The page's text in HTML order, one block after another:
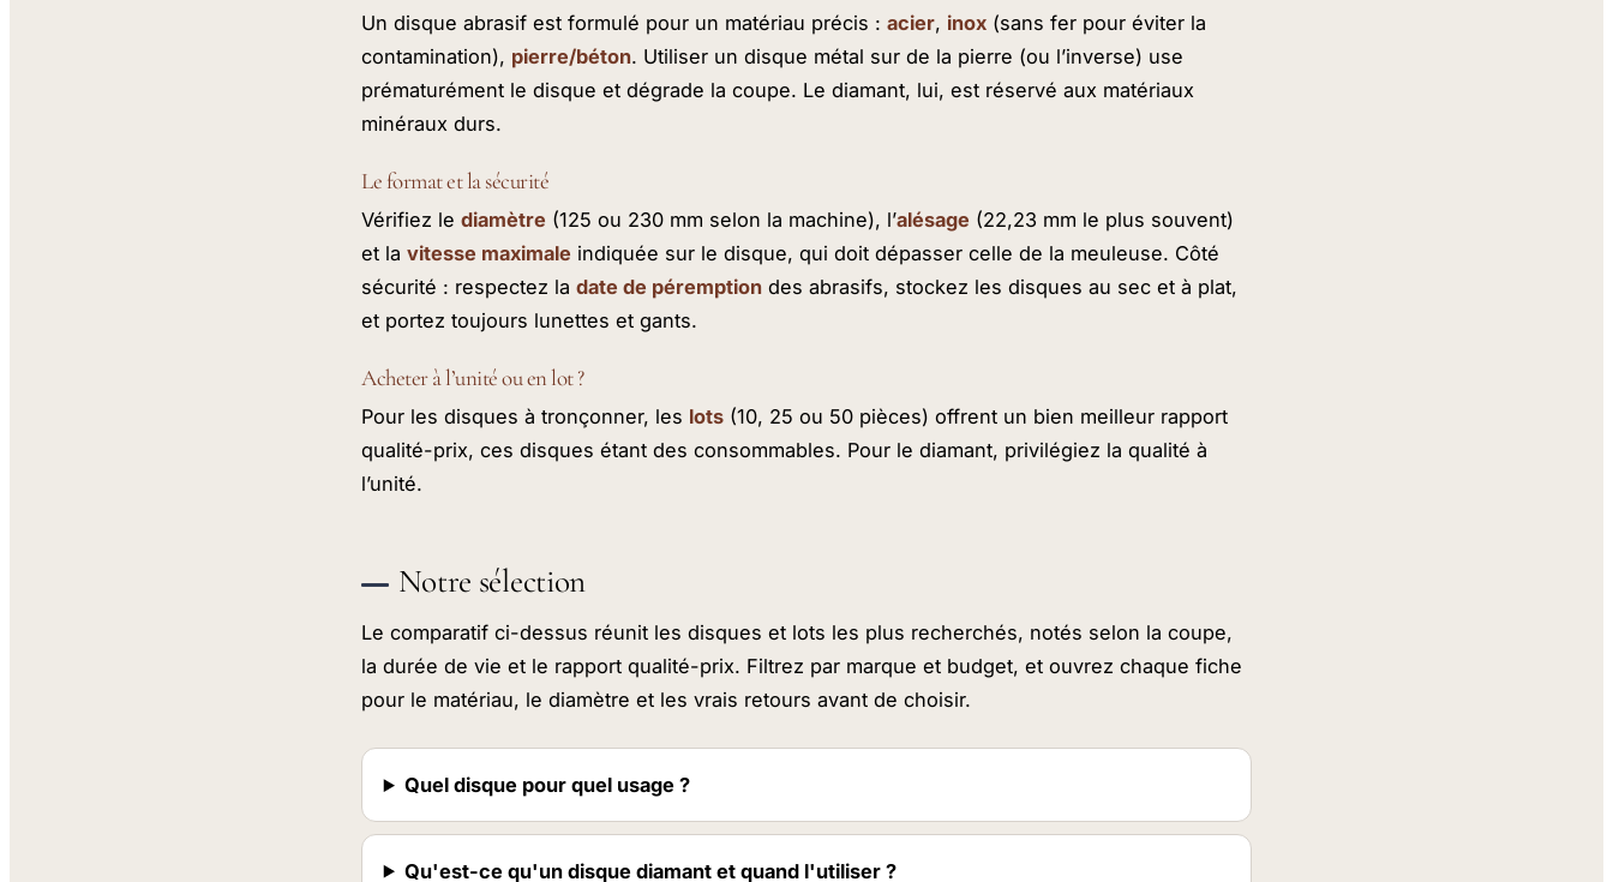
Un disque abrasif est formulé pour un matériau précis :acier, inox (sans fer pour éviter la
contamination), pierre/béton. Utiliser un disque métal sur de la pierre (ou l’inverse) use
prématurément le disque et dégrade la coupe. Le diamant, lui, est réservé aux matériaux
minéraux durs.
Le format et la sécurité
Vérifiez lediamètre (125 ou 230 mm selon la machine), l’alésage (22,23 mm le plus souvent)
et lavitesse maximale indiquée sur le disque, qui doit dépasser celle de la meuleuse. Côté
sécurité : respectez ladate de péremption des abrasifs, stockez les disques au sec et à plat,
et portez toujours lunettes et gants.
Acheter à l’unité ou en lot ?
Pour les disques à tronçonner, les lots (10, 25 ou 50 pièces) offrent un bien meilleur rapport
qualité-prix, ces disques étant des consommables. Pour le diamant, privilégiez la qualité à
l’unité.
Notre sélection
Le comparatif ci-dessus réunit les disques et lots les plus recherchés, notés selon la coupe,
la durée de vie et le rapport qualité-prix. Filtrez par marque et budget, et ouvrez chaque fiche
pour le matériau, le diamètre et les vrais retours avant de choisir.
Quel disque pour quel usage ?
Qu'est-ce qu'un disque diamant et quand l'utiliser ?